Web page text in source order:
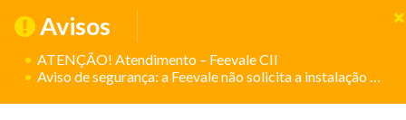
Avisos
ATENÇÃO! Atendimento – Feevale CII
Aviso de segurança: a Feevale não solicita a instalação de aplicativos